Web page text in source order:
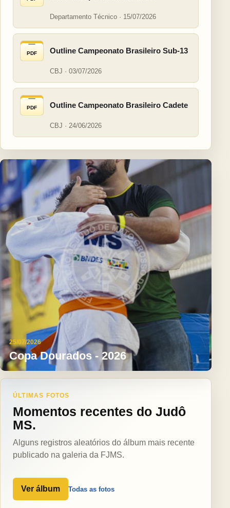
Departamento Técnico · 15/07/2026
PDF Outline Campeonato Brasileiro Sub-13
CBJ · 03/07/2026
PDF Outline Campeonato Brasileiro Cadete
CBJ · 24/06/2026
25/07/2026
Copa Dourados - 2026
ÚLTIMAS FOTOS
Momentos recentes do Judô
MS.
Alguns registros aleatórios do álbum mais recente
publicado na galeria da FJMS.
Ver álbum Todas as fotos